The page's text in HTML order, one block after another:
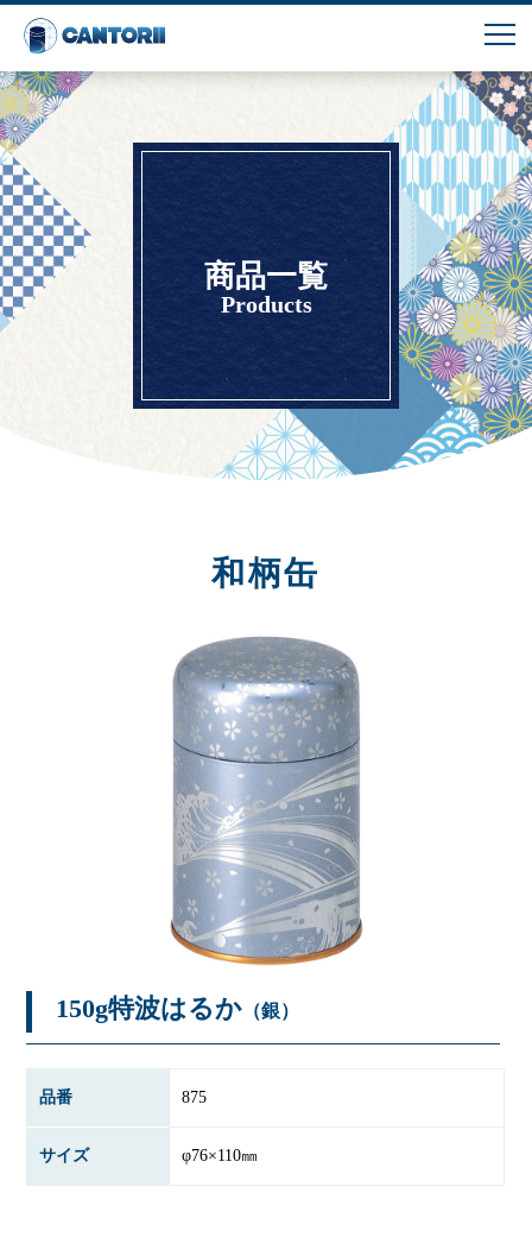
商品一覧
Products
和柄缶
150g特波はるか （銀）
品番 875
サイズ φ76×110㎜